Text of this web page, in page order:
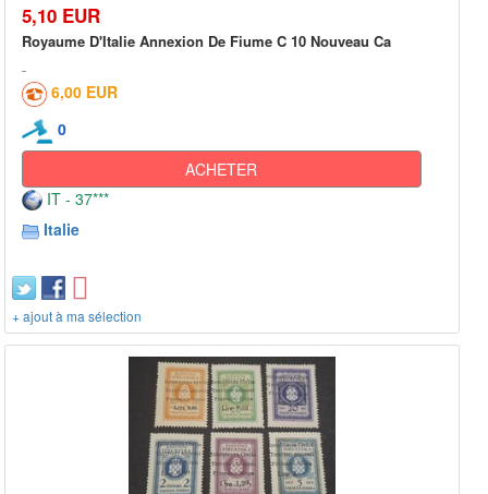
5,10 EUR
Royaume D'Italie Annexion De Fiume C 10 Nouveau Ca
6,00 EUR
0
ACHETER
IT - 37***
Italie
+ ajout à ma sélection